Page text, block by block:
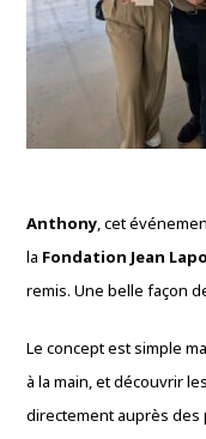
Anthony, cet
la Fondation Jean
remis. Une belle façon
Le concept est simple
à la main, et découvrir
directement auprès